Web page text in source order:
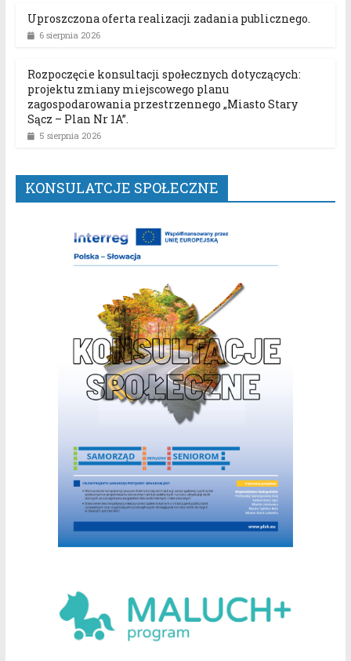
Uproszczona oferta realizacji zadania publicznego.
6 sierpnia 2026
Rozpoczęcie konsultacji społecznych dotyczących:
projektu zmiany miejscowego planu
zagospodarowania przestrzennego „Miasto Stary
Sącz – Plan Nr 1A”.
5 sierpnia 2026
KONSULATCJE SPOŁECZNE